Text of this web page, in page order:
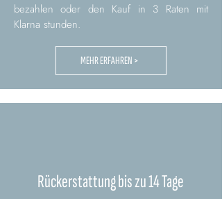
bezahlen oder den Kauf in 3 Raten mit
Klarna stunden.
MEHR ERFAHREN >
Rückerstattung bis zu 14 Tage